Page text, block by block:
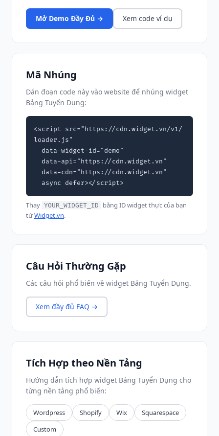
Mở Demo Đầy Đủ → Xem code ví dụ
Mã Nhúng
Dán đoạn code này vào website để nhúng widget
Bảng Tuyển Dụng:
<script src="https://cdn.widget.vn/v1/
loader.js"
  async defer></script>
Thay YOUR_WIDGET_ID
bằng ID widget thực của bạn
từWidget.vn.
Câu Hỏi Thường Gặp
Các câu hỏi phổ biến về widget Bảng Tuyển Dụng.
Xem đầy đủ FAQ →
Tích Hợp theo Nền Tảng
Hướng dẫn tích hợp widget Bảng Tuyển Dụng cho
từng nền tảng phổ biến:
Wordpress Shopify Wix
Squarespace
Custom